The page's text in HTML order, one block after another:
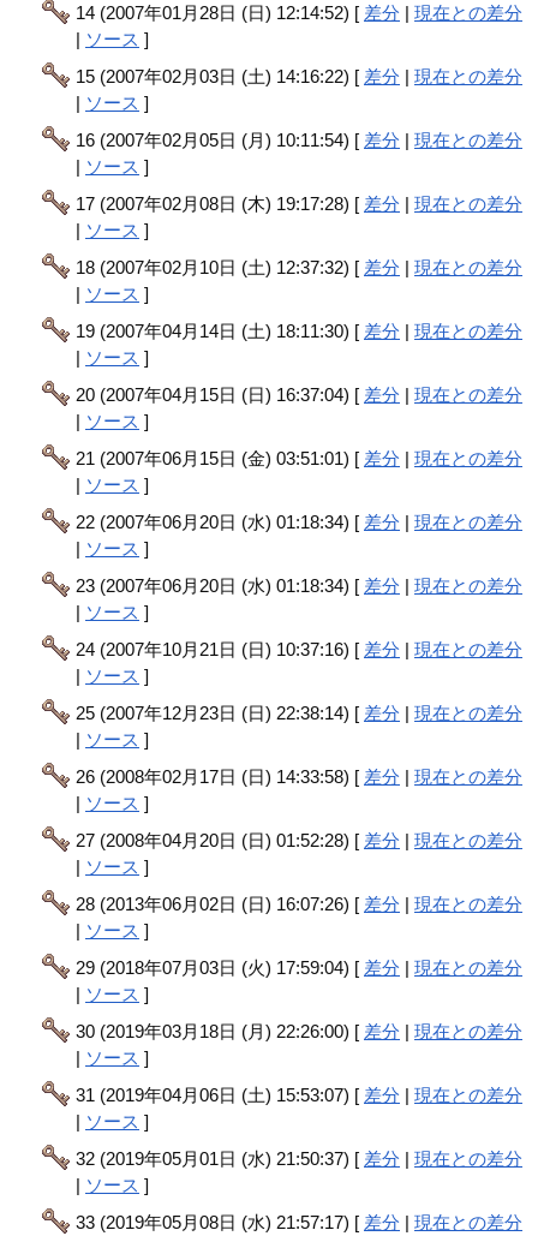
14 (2007年01月28日 (日) 12:14:52) [ 差分 |現在との差分
| ソース ]
15 (2007年02月03日 (土) 14:16:22) [ 差分 |現在との差分
| ソース ]
16 (2007年02月05日 (月) 10:11:54) [ 差分 |現在との差分
| ソース ]
17 (2007年02月08日 (木) 19:17:28) [ 差分 |現在との差分
| ソース ]
18 (2007年02月10日 (土) 12:37:32) [ 差分 |現在との差分
| ソース ]
19 (2007年04月14日 (土) 18:11:30) [ 差分 |現在との差分
| ソース ]
20 (2007年04月15日 (日) 16:37:04) [ 差分 |現在との差分
| ソース ]
21 (2007年06月15日 (金) 03:51:01) [ 差分 |現在との差分
| ソース ]
22 (2007年06月20日 (水) 01:18:34) [ 差分 |現在との差分
| ソース ]
23 (2007年06月20日 (水) 01:18:34) [ 差分 |現在との差分
| ソース ]
24 (2007年10月21日 (日) 10:37:16) [ 差分 |現在との差分
| ソース ]
25 (2007年12月23日 (日) 22:38:14) [ 差分 |現在との差分
| ソース ]
26 (2008年02月17日 (日) 14:33:58) [ 差分 |現在との差分
| ソース ]
27 (2008年04月20日 (日) 01:52:28) [ 差分 |現在との差分
| ソース ]
28 (2013年06月02日 (日) 16:07:26) [ 差分 |現在との差分
| ソース ]
29 (2018年07月03日 (火) 17:59:04) [ 差分 |現在との差分
| ソース ]
30 (2019年03月18日 (月) 22:26:00) [ 差分 |現在との差分
| ソース ]
31 (2019年04月06日 (土) 15:53:07) [ 差分 |現在との差分
| ソース ]
32 (2019年05月01日 (水) 21:50:37) [ 差分 |現在との差分
| ソース ]
33 (2019年05月08日 (水) 21:57:17) [ 差分 |現在との差分